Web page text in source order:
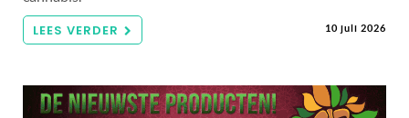
LEES VERDER 10 juli 2026